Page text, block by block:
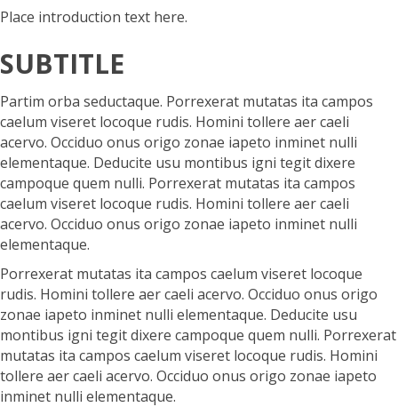
Place introduction text here.
SUBTITLE
Partim orba seductaque. Porrexerat mutatas ita campos
caelum viseret locoque rudis. Homini tollere aer caeli
acervo. Occiduo onus origo zonae iapeto inminet nulli
elementaque. Deducite usu montibus igni tegit dixere
campoque quem nulli. Porrexerat mutatas ita campos
caelum viseret locoque rudis. Homini tollere aer caeli
acervo. Occiduo onus origo zonae iapeto inminet nulli
elementaque.
Porrexerat mutatas ita campos caelum viseret locoque
rudis. Homini tollere aer caeli acervo. Occiduo onus origo
zonae iapeto inminet nulli elementaque. Deducite usu
montibus igni tegit dixere campoque quem nulli. Porrexerat
mutatas ita campos caelum viseret locoque rudis. Homini
tollere aer caeli acervo. Occiduo onus origo zonae iapeto
inminet nulli elementaque.